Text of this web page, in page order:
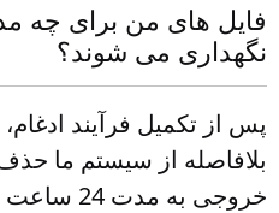
فایل های من برای چه
نگهداری می شوند؟
بلافاصله از سیستم ما
خروجی به